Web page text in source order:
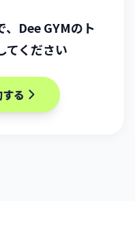
Dee GYMのト
てください
る